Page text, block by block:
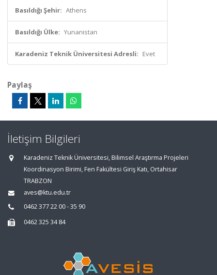
Basıldığı Şehir: Athens
Basıldığı Ülke: Yunanistan
Karadeniz Teknik Üniversitesi Adresli: Evet
Paylaş
İletişim Bilgileri
Karadeniz Teknik Üniversitesi, Bilimsel Araştırma Projeleri
Koordinasyon Birimi, Fen Fakültesi Giriş Katı, Ortahisar
TRABZON
aves@ktu.edu.tr
0462 377 22 00 - 35 90
0462 325 34 84